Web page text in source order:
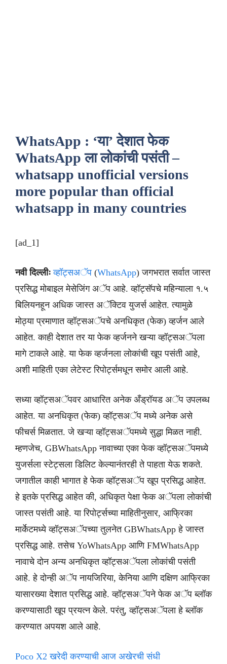
WhatsApp : ‘या’ देशात फेक
WhatsApp ला लोकांची पसंती –
whatsapp unofficial versions
more popular than official
whatsapp in many countries
[ad_1]
नवी दिल्लीःव्हॉट्सअॅप (WhatsApp) जगभरात सर्वात जास्त
प्रसिद्ध मोबाइल मेसेजिंग अॅप आहे. व्हॉट्सॅपचे महिन्याला १.५
बिलियनहून अधिक जास्त अॅक्टिव युजर्स आहेत. त्यामुळे
मोठ्या प्रमाणात व्हॉट्सअॅपचे अनधिकृत (फेक) व्हर्जन आले
आहेत. काही देशात तर या फेक व्हर्जनने खऱ्या व्हॉट्सअॅपला
मागे टाकले आहे. या फेक व्हर्जनला लोकांची खूप पसंती आहे,
अशी माहिती एका लेटेस्ट रिपोर्ट्समधून समोर आली आहे.
सध्या व्हॉट्सअॅपवर आधारित अनेक अँड्रॉयड अॅप उपलब्ध
आहेत. या अनधिकृत (फेक) व्हॉट्सअॅप मध्ये अनेक असे
फीचर्स मिळतात. जे खऱ्या व्हॉट्सअॅपमध्ये सुद्धा मिळत नाही.
म्हणजेच, GBWhatsApp नावाच्या एका फेक व्हॉट्सअॅपमध्ये
युजर्सला स्टेट्सला डिलिट केल्यानंतरही ते पाहता येऊ शकते.
जगातील काही भागात हे फेक व्हॉट्सअॅप खूप प्रसिद्ध आहेत.
हे इतके प्रसिद्ध आहेत की, अधिकृत पेक्षा फेक अॅपला लोकांची
जास्त पसंती आहे. या रिपोर्ट्सच्या माहितीनुसार, आफ्रिका
मार्केटमध्ये व्हॉट्सअॅपच्या तुलनेत GBWhatsApp हे जास्त
प्रसिद्ध आहे. तसेच YoWhatsApp आणि FMWhatsApp
नावाचे दोन अन्य अनधिकृत व्हॉट्सअॅपला लोकांची पसंती
आहे. हे दोन्ही अॅप नायजिरिया, केनिया आणि दक्षिण आफ्रिका
यासारख्या देशात प्रसिद्ध आहे. व्हॉट्सअॅपने फेक अॅप ब्लॉक
करण्यासाठी खूप प्रयत्न केले. परंतु, व्हॉट्सअॅपला हे ब्लॉक
करण्यात अपयश आले आहे.
Poco X2 खरेदी करण्याची आज अखेरची संधी